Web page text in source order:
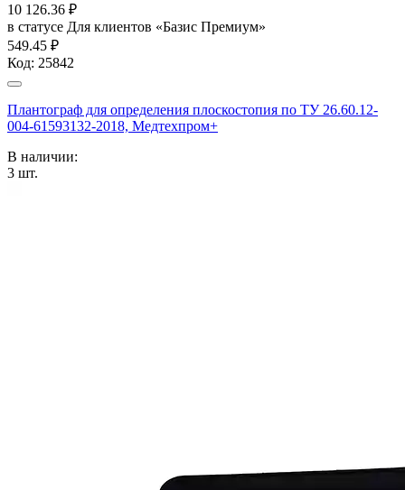
10 126.36 ₽
в статусе Для клиентов «Базис Премиум»
549.45 ₽
Код: 25842
Плантограф для определения плоскостопия по ТУ 26.60.12-
004-61593132-2018, Медтехпром+
В наличии:
3 шт.